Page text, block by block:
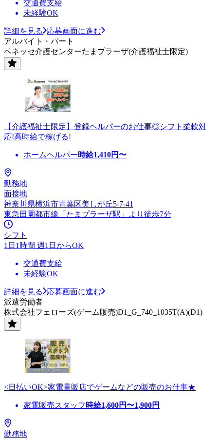
交通費支給
未経験OK
詳細を見る
応募画面に進む
アルバイト・パート
ベネッセ介護センターたまプラーザ(介護福祉士限定)
【介護福祉士限定】登録ヘルパーのお仕事◎シフト柔軟対
応!高時給で稼げる!
ホームヘルパー時給1,410円〜
勤務地
面接地
神奈川県横浜市青葉区美しが丘5-7-41
東急田園都市線「たまプラーザ駅」より徒歩7分
シフト
1日1時間 週1日からOK
交通費支給
未経験OK
詳細を見る
応募画面に進む
派遣労働者
株式会社フェローズ(ゲーム販売)D1_G_740_1035T(A)(D1)
<日払いOK>家電量販店でゲームなどの販売のお仕事★
家電販売スタッフ 時給1,600円〜1,900円
勤務地